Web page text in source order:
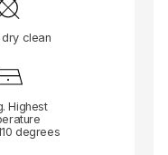
dry clean
Highest
degrees